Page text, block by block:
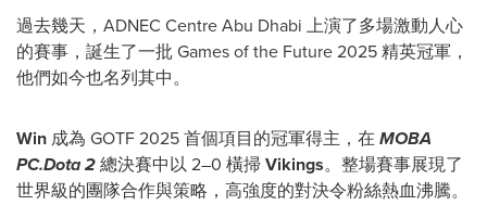
過去幾天，ADNEC Centre Abu Dhabi 上演了多場激動人心
的賽事，誕生了一批 Games of the Future 2025 精英冠軍，
他們如今也名列其中。
Win成為 GOTF 2025 首個項目的冠軍得主，在MOBA
PC.Dota 2總決賽中以 2–0 橫掃Vikings。整場賽事展現了
世界級的團隊合作與策略，高強度的對決令粉絲熱血沸騰。